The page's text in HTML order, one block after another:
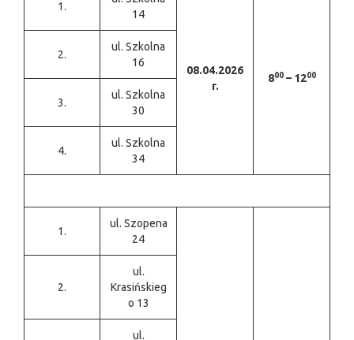
1.
14
08.04.2026
r.
800 – 1200
2.
ul. Szkolna
16
3.
ul. Szkolna
30
4.
ul. Szkolna
34
1.
ul. Szopena
24
2.
ul.
Krasińskieg
o 13
ul.